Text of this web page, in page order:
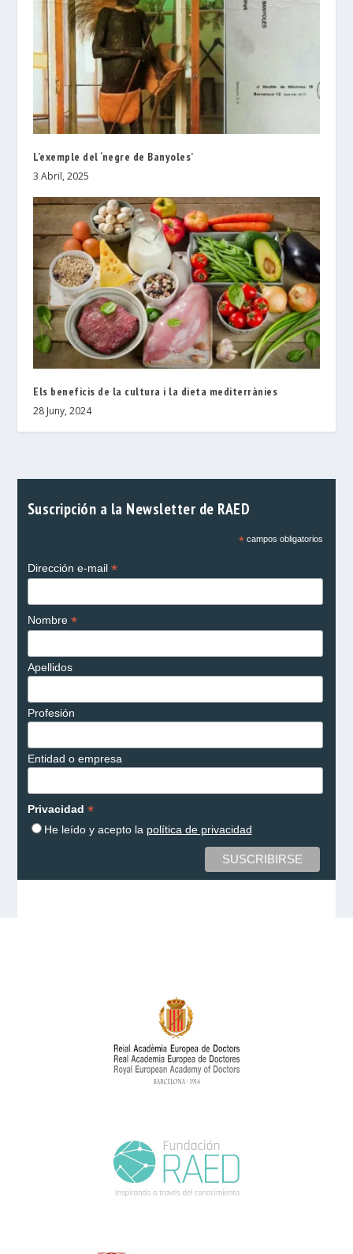
L’exemple del ‘negre de Banyoles’
3 Abril, 2025
Els beneficis de la cultura i la dieta mediterrànies
28 Juny, 2024
Suscripción a la Newsletter de RAED
*campos obligatorios
Dirección e-mail *
Nombre *
Apellidos
Profesión
Entidad o empresa
Privacidad *
He leído y acepto la política de privacidad